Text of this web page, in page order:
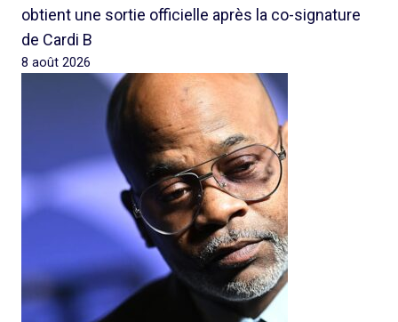
obtient une sortie officielle après la co-signature
de Cardi B
8 août 2026